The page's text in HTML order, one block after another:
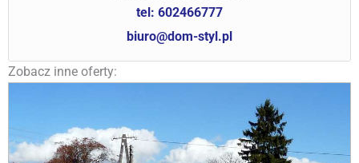
tel: 602466777
biuro@dom-styl.pl
Zobacz inne oferty: